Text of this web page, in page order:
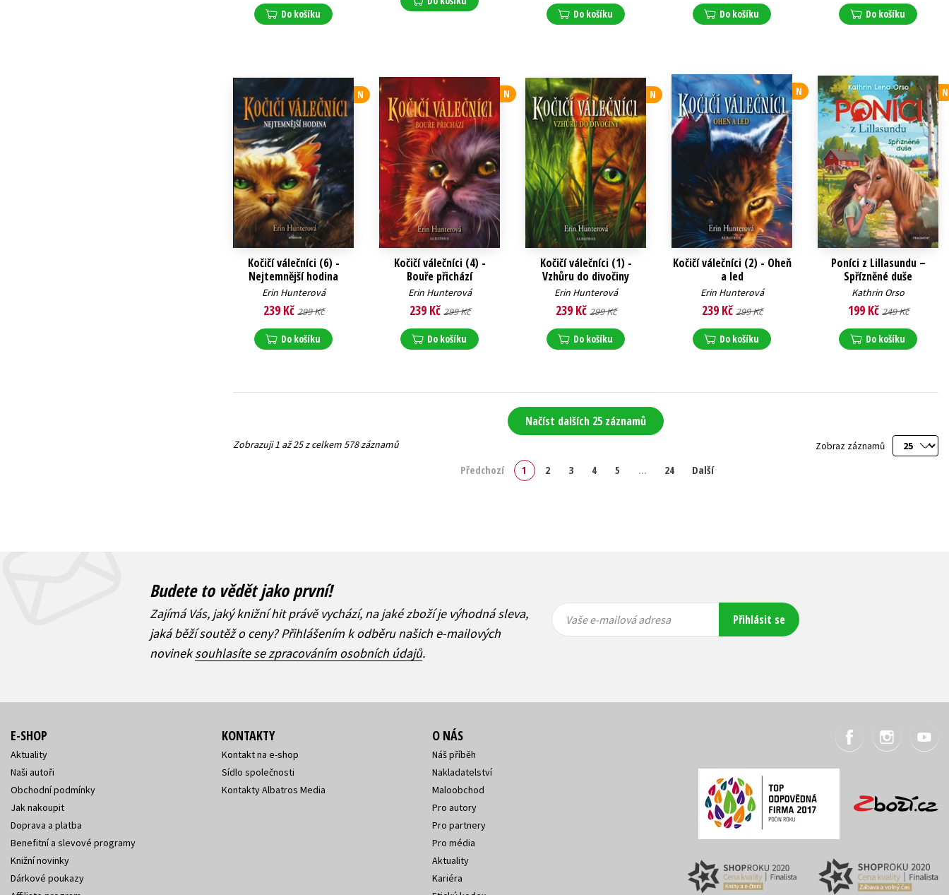
Do košíku Do košíku Do košíku Do košíku
N
Kočičí válečníci (6) -
Nejtemnější hodina
Erin Hunterová
239 Kč 299 Kč
Do košíku
N
Kočičí válečníci (4) -
Bouře přichází
Erin Hunterová
239 Kč 299 Kč
Do košíku
N
Kočičí válečníci (1) -
Vzhůru do divočiny
Erin Hunterová
239 Kč 299 Kč
Do košíku
N
Kočičí válečníci (2) - Oheň
a led
Erin Hunterová
239 Kč 299 Kč
Do košíku
N
Poníci z Lillasundu –
Spřízněné duše
Kathrin Orso
199 Kč 249 Kč
Do košíku
Načíst dalších 25 záznamů
Zobraz záznamů
Zobrazuji 1 až 25 z celkem 578 záznamů
Předchozí 1 2 3 4 5 … 24 Další
Budete to vědět jako první!
Zajímá Vás, jaký knižní hit právě vychází, na jaké zboží je výhodná sleva,
jaká běží soutěž o ceny? Přihlášením k odběru našich e-mailových
novineksouhlasíte se zpracováním osobních údajů.
mailová
mailová
Vaše e-mailová adresa Přihlásit se
E-SHOP
Aktuality
Naši autoři
Obchodní podmínky
Jak nakoupit
Doprava a platba
Benefitní a slevové programy
Knižní novinky
Dárkové poukazy
KONTAKTY
Kontakt na e-shop
Sídlo společnosti
Kontakty Albatros Media
O NÁS
Náš příběh
Nakladatelství
Maloobchod
Pro autory
Pro partnery
Pro média
Aktuality
Kariéra